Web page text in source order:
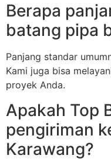
Berapa
batang pipa
Panjang standar
Kami juga bisa
proyek Anda.
Apakah Top
pengiriman
Karawang?